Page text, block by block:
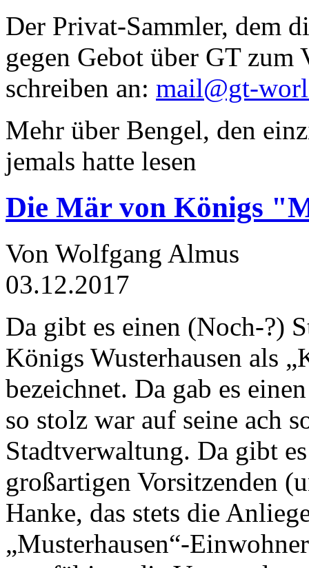
Der Privat-Sammler, dem
gegen Gebot über GT zum
schreiben an: mail@gt-
Mehr über Bengel, den
jemals hatte lesen
Die Mär von Königs
Von Wolfgang Almus
03.12.2017
Da gibt es einen (Noch-?)
Königs Wusterhausen als
bezeichnet. Da gab es
so stolz war auf seine ach
Stadtverwaltung. Da gibt
großartigen Vorsitzenden
Hanke, das stets die
„Musterhausen“-